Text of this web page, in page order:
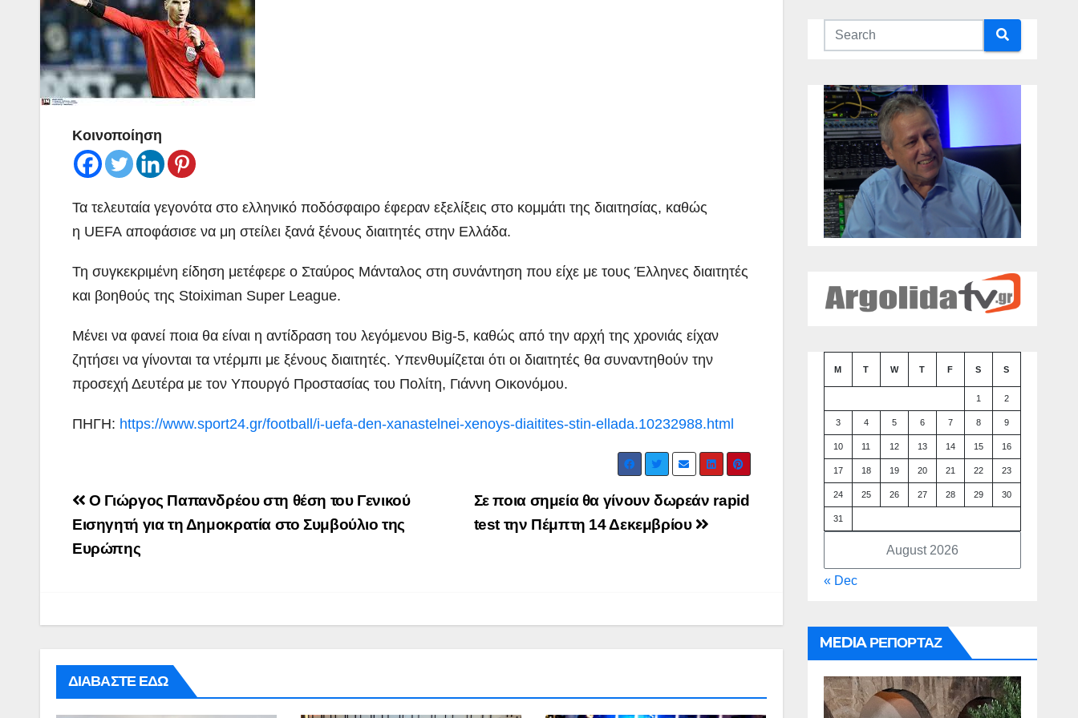
Κοινοποίηση
Τα τελευταία γεγονότα στο ελληνικό ποδόσφαιρο έφεραν εξελίξεις στο κομμάτι της διαιτησίας, καθώς
η UEFA αποφάσισε να μη στείλει ξανά ξένους διαιτητές στην Ελλάδα.
Τη συγκεκριμένη είδηση μετέφερε ο Σταύρος Μάνταλος στη συνάντηση που είχε με τους Έλληνες διαιτητές
και βοηθούς της Stoiximan Super League.
Μένει να φανεί ποια θα είναι η αντίδραση του λεγόμενου Big-5, καθώς από την αρχή της χρονιάς είχαν
ζητήσει να γίνονται τα ντέρμπι με ξένους διαιτητές. Υπενθυμίζεται ότι οι διαιτητές θα συναντηθούν την
προσεχή Δευτέρα με τον Υπουργό Προστασίας του Πολίτη, Γιάννη Οικονόμου.
ΠΗΓΗ: https://www.sport24.gr/football/i-uefa-den-xanastelnei-xenoys-diaitites-stin-ellada.10232988.html
Post
navigation
Σε ποια σημεία θα γίνουν δωρεάν rapid
test την Πέμπτη 14 Δεκεμβρίου
Ο Γιώργος Παπανδρέου στη θέση του Γενικού
Εισηγητή για τη Δημοκρατία στο Συμβούλιο της
Ευρώπης
ΔΙΑΒΑΣΤΕ ΕΔΩ
August 2026
M T W T F S S
1 2
3 4 5 6 7 8 9
10 11 12 13 14 15 16
17 18 19 20 21 22 23
24 25 26 27 28 29 30
31
« Dec
MEDIA ΡΕΠΟΡΤΑΖ